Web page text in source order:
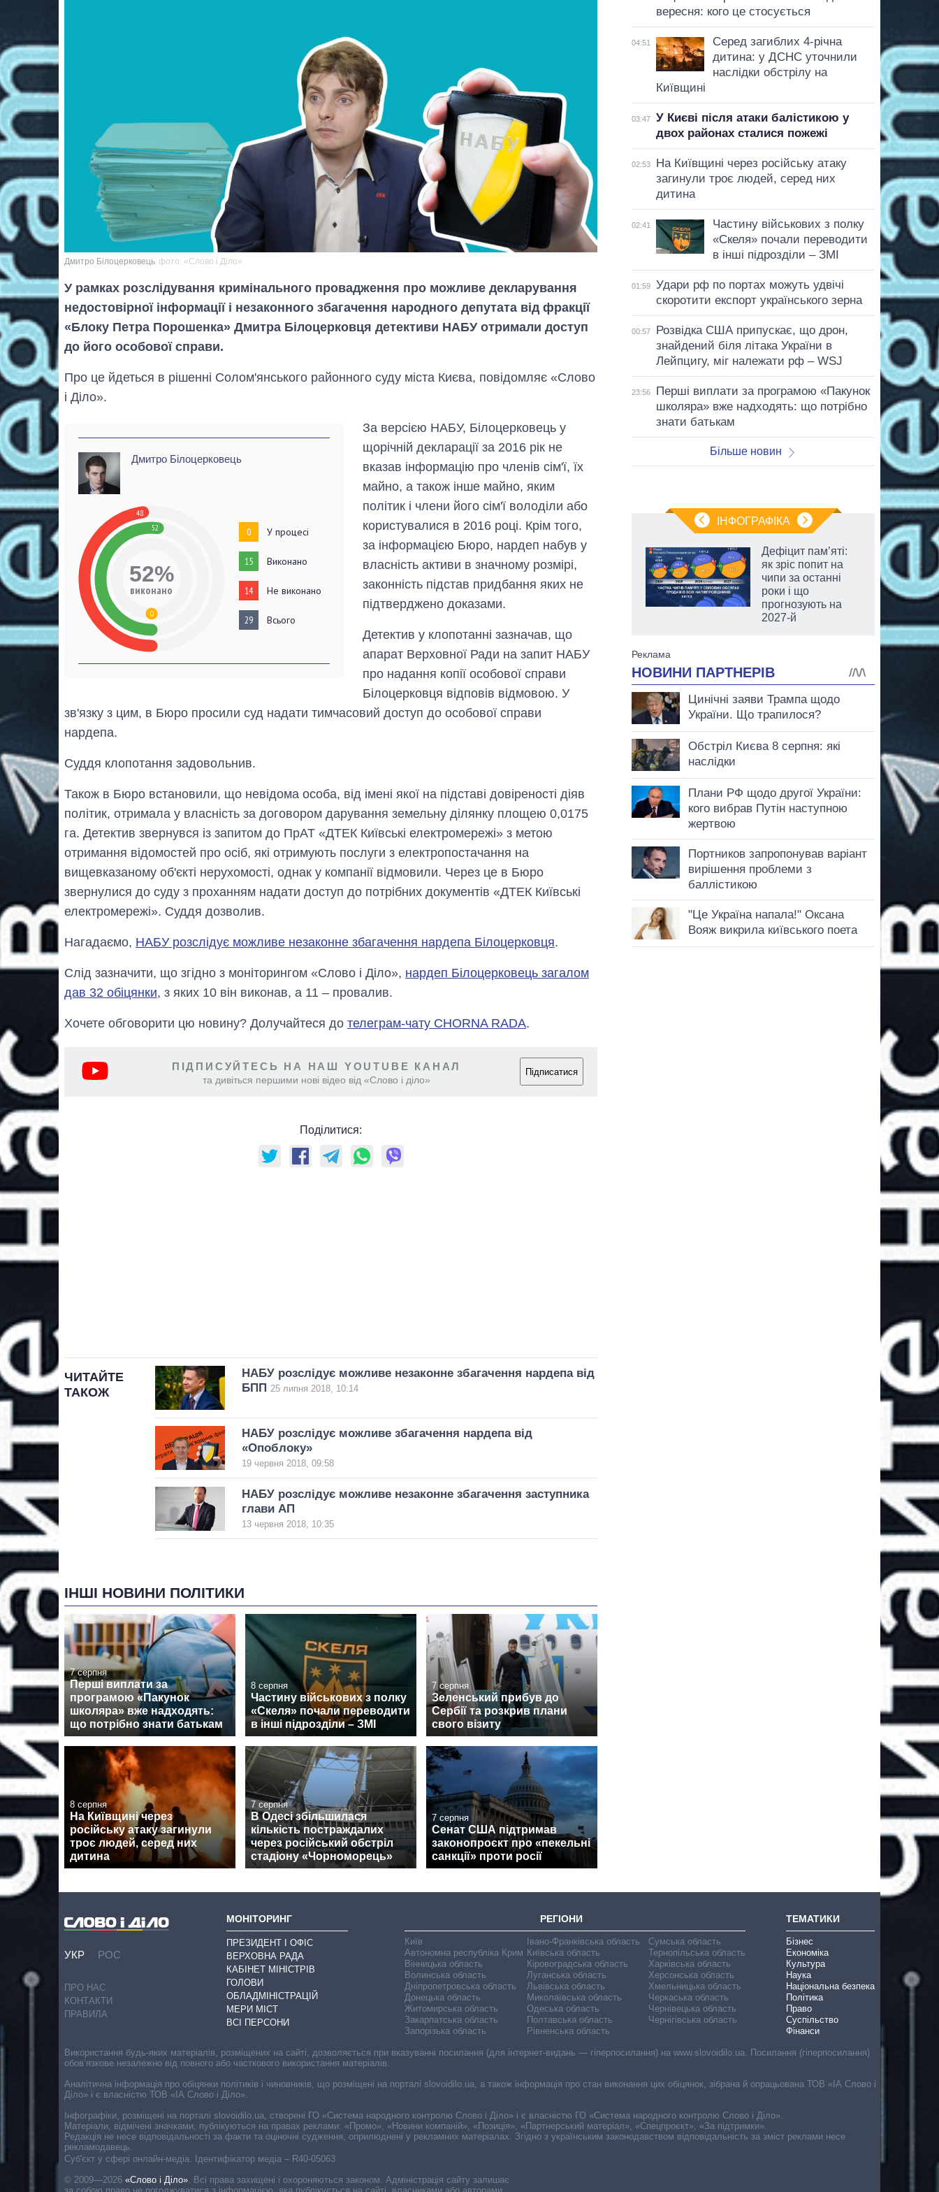
Дмитро Білоцерковець фото: «Слово і Діло»
У рамках розслідування кримінального провадження про можливе декларування
недостовірної інформації і незаконного збагачення народного депутата від фракції
«Блоку Петра Порошенка» Дмитра Білоцерковця детективи НАБУ отримали доступ
до його особової справи.
Про це йдеться в рішенні Солом'янського районного суду міста Києва, повідомляє «Слово
і Діло».
Дмитро Білоцерковець
48
52
0
52%
виконано
0 У процесі
15 Виконано
14 Не виконано
29 Всього
За версією НАБУ, Білоцерковець у
щорічній декларації за 2016 рік не
вказав інформацію про членів сім'ї, їх
майно, а також інше майно, яким
політик і члени його сім'ї володіли або
користувалися в 2016 році. Крім того,
за інформацією Бюро, нардеп набув у
власність активи в значному розмірі,
законність підстав придбання яких не
підтверджено доказами.
Детектив у клопотанні зазначав, що
апарат Верховної Ради на запит НАБУ
про надання копії особової справи
Білоцерковця відповів відмовою. У
зв'язку з цим, в Бюро просили суд надати тимчасовий доступ до особової справи
нардепа.
Суддя клопотання задовольнив.
Також в Бюро встановили, що невідома особа, від імені якої на підставі довіреності діяв
політик, отримала у власність за договором дарування земельну ділянку площею 0,0175
га. Детектив звернувся із запитом до ПрАТ «ДТЕК Київські електромережі» з метою
отримання відомостей про осіб, які отримують послуги з електропостачання на
вищевказаному об'єкті нерухомості, однак у компанії відмовили. Через це в Бюро
звернулися до суду з проханням надати доступ до потрібних документів «ДТЕК Київські
електромережі». Суддя дозволив.
Нагадаємо, НАБУ розслідує можливе незаконне збагачення нардепа Білоцерковця.
Слід зазначити, що згідно з моніторингом «Слово і Діло», нардеп Білоцерковець загалом
дав 32 обіцянки, з яких 10 він виконав, а 11 – провалив.
Хочете обговорити цю новину? Долучайтеся до телеграм-чату CHORNA RADA.
ПІДПИСУЙТЕСЬ НА НАШ YOUTUBE КАНАЛ
та дивіться першими нові відео від «Слово і діло»
Підписатися
Поділитися:
ЧИТАЙТЕ
ТАКОЖ
НАБУ розслідує можливе незаконне збагачення нардепа від
БПП 25 липня 2018, 10:14
НАБУ розслідує можливе збагачення нардепа від
«Опоблоку»
19 червня 2018, 09:58
НАБУ розслідує можливе незаконне збагачення заступника
глави АП
13 червня 2018, 10:35
ІНШІ НОВИНИ ПОЛІТИКИ
7 серпня
Перші виплати за
програмою «Пакунок
школяра» вже надходять:
що потрібно знати батькам
8 серпня
Частину військових з полку
«Скеля» почали переводити
в інші підрозділи – ЗМІ
7 серпня
Зеленський прибув до
Сербії та розкрив плани
свого візиту
8 серпня
На Київщині через
російську атаку загинули
троє людей, серед них
дитина
7 серпня
В Одесі збільшилася
кількість постраждалих
через російський обстріл
стадіону «Чорноморець»
7 серпня
Сенат США підтримав
законопроєкт про «пекельні
санкції» проти росії
вересня: кого це стосується
04:51
Серед загиблих 4-річна
дитина: у ДСНС уточнили
наслідки обстрілу на
Київщині
03:47
У Києві після атаки балістикою у
двох районах сталися пожежі
02:53
На Київщині через російську атаку
загинули троє людей, серед них
дитина
02:41
Частину військових з полку
«Скеля» почали переводити
в інші підрозділи – ЗМІ
01:59
Удари рф по портах можуть удвічі
скоротити експорт українського зерна
00:57
Розвідка США припускає, що дрон,
знайдений біля літака України в
Лейпцигу, міг належати рф – WSJ
23:56
Перші виплати за програмою «Пакунок
школяра» вже надходять: що потрібно
знати батькам
Більше новин
ІНФОГРАФІКА
Від 1 місяця – до 5
років: хто і як
посаду керівника
Дефіцит пам’яті:
як зріс попит на
чипи за останні
роки і що
прогнозують на
2027-й
УКР РОС
ПРО НАС
КОНТАКТИ
ПРАВИЛА
МОНІТОРИНГ
ПРЕЗИДЕНТ І ОФІС
ВЕРХОВНА РАДА
КАБІНЕТ МІНІСТРІВ
ГОЛОВИ
ОБЛАДМІНІСТРАЦІЙ
МЕРИ МІСТ
ВСІ ПЕРСОНИ
РЕГІОНИ
Київ
Автономна республіка Крим
Вінницька область
Волинська область
Дніпропетровська область
Донецька область
Житомирська область
Закарпатська область
Запорізька область
Івано-Франківська область
Київська область
Кіровоградська область
Луганська область
Львівська область
Миколаївська область
Одеська область
Полтавська область
Рівненська область
Сумська область
Тернопільська область
Харківська область
Херсонська область
Хмельницька область
Черкаська область
Чернівецька область
Чернігівська область
ТЕМАТИКИ
Бізнес
Економіка
Культура
Наука
Національна безпека
Політика
Право
Суспільство
Фінанси
Cуб'єкт у сфері онлайн-медіа. Ідентифікатор медіа – R40-05063
© 2009—2026 «Слово і Діло». Всі права захищені і охороняються законом. Адміністрація сайту залишає
Використання будь-яких матеріалів, розміщених на сайті, дозволяється при вказуванні посилання (для інтернет-видань — гіперпосилання) на www.slovoidilo.ua. Посилання (гіперпосилання)
обов’язкове незалежно від повного або часткового використання матеріалів.
Аналітична інформація про обіцянки політиків і чиновників, що розміщені на порталі slovoidilo.ua, а також інформація про стан виконання цих обіцянок, зібрана й опрацьована ТОВ «ІА Слово і
Діло» і є власністю ТОВ «ІА Слово і Діло».
Інфографіки, розміщені на порталі slovoidilo.ua, створені ГО «Система народного контролю Слово і Діло» і є власністю ГО «Система народного контролю Слово і Діло».
Матеріали, відмічені значками, публікуються на правах реклами: «Промо», «Новини компаній», «Позиція», «Партнерський матеріал», «Спецпроєкт», «За підтримки».
Редакція не несе відповідальності за факти та оціночні судження, оприлюднені у рекламних матеріалах. Згідно з українським законодавством відповідальність за зміст реклами несе
рекламодавець.